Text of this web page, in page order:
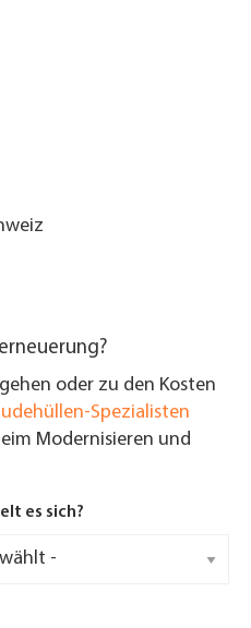
oder zu den Kosten
Spezialisten
Modernisieren und
es sich?